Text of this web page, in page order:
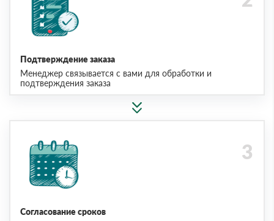
Подтверждение заказа
Менеджер связывается с вами для обработки и
подтверждения заказа
Согласование сроков